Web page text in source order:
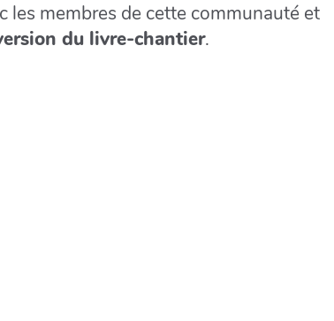
les membres de cette communauté et
du livre-chantier.